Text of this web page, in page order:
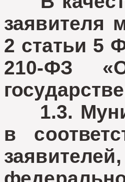
заявителя
2 статьи 5
210-ФЗ
1.3.
в